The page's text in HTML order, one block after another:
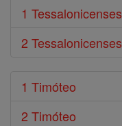
1 Tessalonicenses
2 Tessalonicenses
1 Timóteo
2 Timóteo